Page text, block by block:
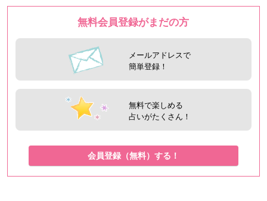
無料会員登録がまだの方
メールアドレスで
簡単登録！
無料で楽しめる
占いがたくさん！
会員登録（無料）する！